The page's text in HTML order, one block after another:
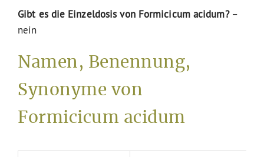
Gibt es die Einzeldosis von Formicicum acidum?–
nein
Namen, Benennung,
Synonyme von
Formicicum acidum